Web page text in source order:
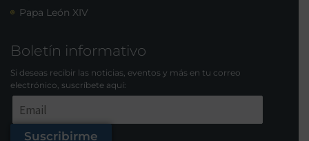
Papa León XIV
Boletín informativo
Si deseas recibir las noticias, eventos y más en tu correo
electrónico, suscríbete aquí:
Suscribirme